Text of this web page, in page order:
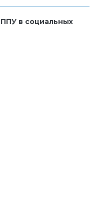
в социальных